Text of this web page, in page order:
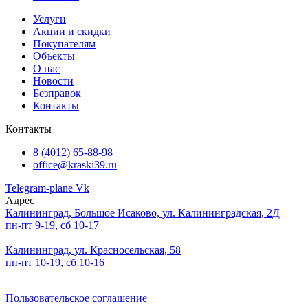
Услуги
Акции и скидки
Покупателям
Объекты
О нас
Новости
Безправок
Контакты
Контакты
8 (4012) 65-88-98
office@kraski39.ru
Telegram-plane Vk
Адрес
Калининград, Большое Исаково, ул. Калининградская, 2Д
пн-пт 9-19, сб 10-17
Калининград, ул. Красносельская, 58
пн-пт 10-19, сб 10-16
Пользовательское соглашение